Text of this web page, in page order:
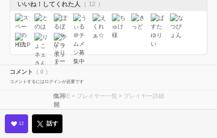
いいね！してくれた人 （ 12 ）
コメント （ 0 ）
コメントするにはログインが必要です
HOME > プレイヤー一覧 > プレイヤー詳細
12 話す